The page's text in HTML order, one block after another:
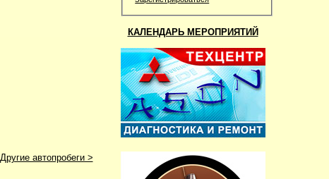
КАЛЕНДАРЬ МЕРОПРИЯТИЙ
Другие автопробеги >